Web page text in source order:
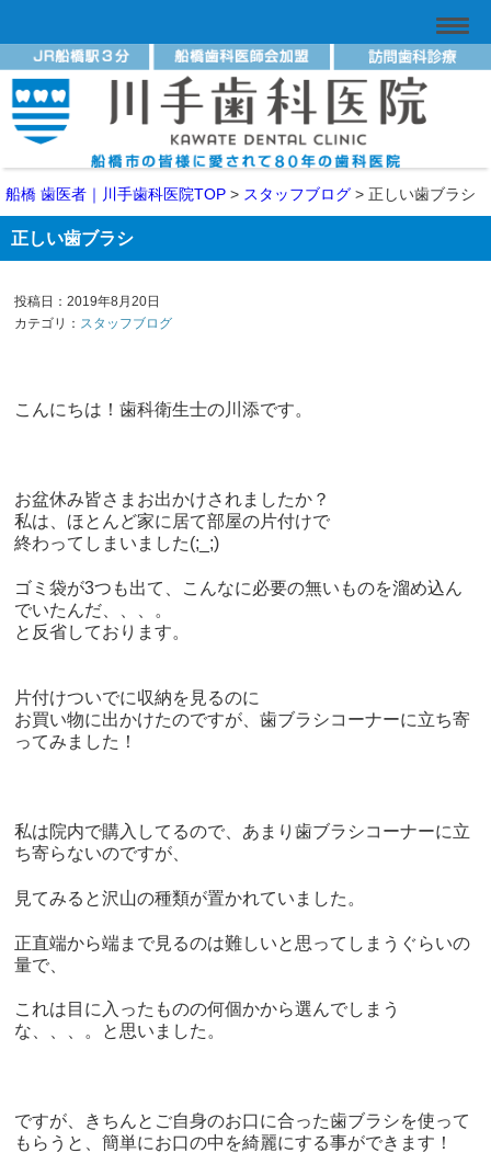
船橋 歯医者｜川手歯科医院TOP > スタッフブログ > 正しい歯ブラシ
正しい歯ブラシ
投稿日：2019年8月20日
カテゴリ： スタッフブログ
こんにちは！歯科衛生士の川添です。
お盆休み皆さまお出かけされましたか？
私は、ほとんど家に居て部屋の片付けで
終わってしまいました(;_;)
ゴミ袋が3つも出て、こんなに必要の無いものを溜め込ん
でいたんだ、、、。
と反省しております。
片付けついでに収納を見るのに
お買い物に出かけたのですが、歯ブラシコーナーに立ち寄
ってみました！
私は院内で購入してるので、あまり歯ブラシコーナーに立
ち寄らないのですが、
見てみると沢山の種類が置かれていました。
正直端から端まで見るのは難しいと思ってしまうぐらいの
量で、
これは目に入ったものの何個かから選んでしまう
な、、、。と思いました。
ですが、きちんとご自身のお口に合った歯ブラシを使って
もらうと、簡単にお口の中を綺麗にする事ができます！